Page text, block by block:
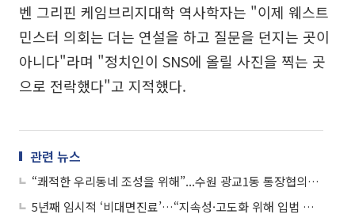
벤 그리핀 케임브리지대학 역사학자는 "이제 웨스트
민스터 의회는 더는 연설을 하고 질문을 던지는 곳이
아니다"라며 "정치인이 SNS에 올릴 사진을 찍는 곳
으로 전락했다"고 지적했다.
관련 뉴스
“쾌적한 우리동네 조성을 위해”...수원 광교1동 통장협의회 설맞이 대청소 실시
5년째 임시적 ‘비대면진료’…“지속성·고도화 위해 입법 필요”